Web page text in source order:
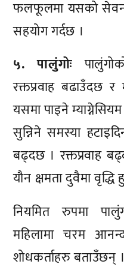
फलफूलमा यसको सेवनले
सहयोग गर्दछ ।
५. पालुंगोः
रक्तप्रवाह बढाउँदछ र
यसमा पाइने
सुन्निने समस्या
बढ्दछ । रक्तप्रवाह
यौन क्षमता दुवैमा वृद्धि
नियमित रुपमा
महिलामा चरम
शोधकर्ताहरु बताउँछन् ।